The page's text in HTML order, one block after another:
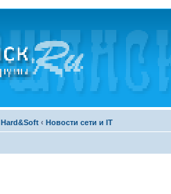
Hard&Soft ‹ Новости сети и IT